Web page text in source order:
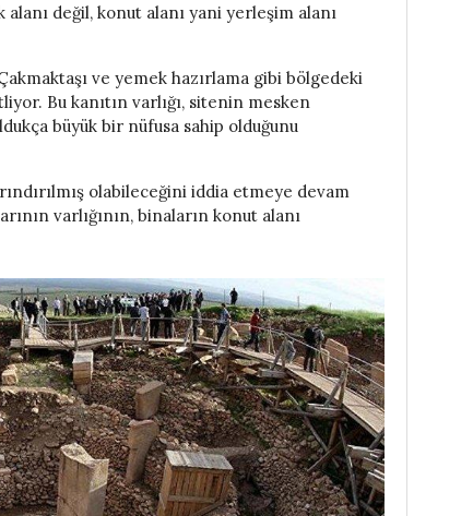
değil, konut alanı yani yerleşim alanı
ve yemek hazırlama gibi bölgedeki
Bu kanıtın varlığı, sitenin mesken
büyük bir nüfusa sahip olduğunu
olabileceğini iddia etmeye devam
varlığının, binaların konut alanı